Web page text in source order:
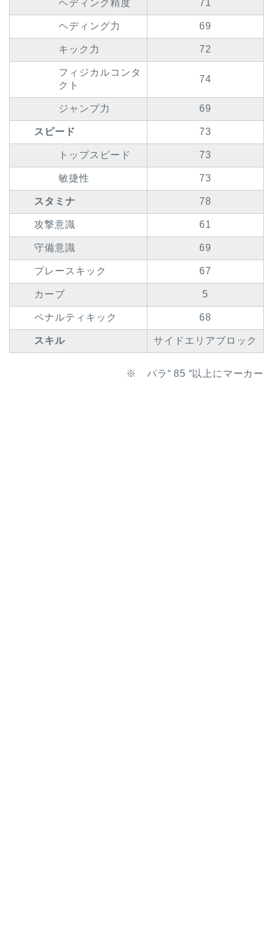
ヘディング精度 71
ヘディング力 69
キック力 72
フィジカルコンタ
クト
74
ジャンプ力 69
スピード 73
トップスピード 73
敏捷性 73
スタミナ 78
攻撃意識 61
守備意識 69
プレースキック 67
カーブ 5
ペナルティキック 68
スキル サイドエリアブロック
※ パラ“ 85 “以上にマーカー